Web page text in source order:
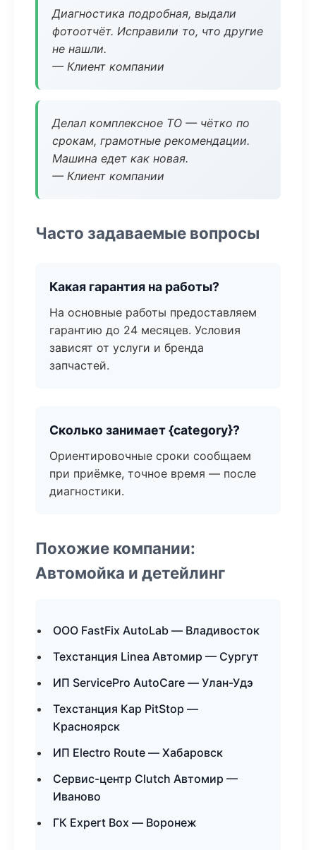
Диагностика подробная, выдали
фотоотчёт. Исправили то, что другие
не нашли.
— Клиент компании
Делал комплексное ТО — чётко по
срокам, грамотные рекомендации.
Машина едет как новая.
— Клиент компании
Часто задаваемые вопросы
Какая гарантия на работы?
На основные работы предоставляем
гарантию до 24 месяцев. Условия
зависят от услуги и бренда
запчастей.
Сколько занимает {category}?
Ориентировочные сроки сообщаем
при приёмке, точное время — после
диагностики.
Похожие компании:
Автомойка и детейлинг
ООО FastFix AutoLab — Владивосток
Техстанция Linea Автомир — Сургут
ИП ServicePro AutoCare — Улан-Удэ
Техстанция Кар PitStop —
Красноярск
ИП Electro Route — Хабаровск
Сервис-центр Clutch Автомир —
Иваново
ГК Expert Box — Воронеж